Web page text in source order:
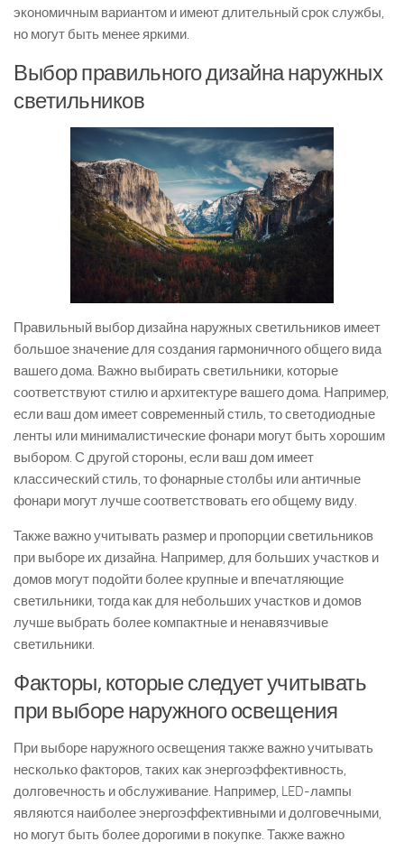
экономичным вариантом и имеют длительный срок службы,
но могут быть менее яркими.
Выбор правильного дизайна наружных
светильников
Правильный выбор дизайна наружных светильников имеет
большое значение для создания гармоничного общего вида
вашего дома. Важно выбирать светильники, которые
соответствуют стилю и архитектуре вашего дома. Например,
если ваш дом имеет современный стиль, то светодиодные
ленты или минималистические фонари могут быть хорошим
выбором. С другой стороны, если ваш дом имеет
классический стиль, то фонарные столбы или античные
фонари могут лучше соответствовать его общему виду.
Также важно учитывать размер и пропорции светильников
при выборе их дизайна. Например, для больших участков и
домов могут подойти более крупные и впечатляющие
светильники, тогда как для небольших участков и домов
лучше выбрать более компактные и ненавязчивые
светильники.
Факторы, которые следует учитывать
при выборе наружного освещения
При выборе наружного освещения также важно учитывать
несколько факторов, таких как энергоэффективность,
долговечность и обслуживание. Например, LED-лампы
являются наиболее энергоэффективными и долговечными,
но могут быть более дорогими в покупке. Также важно